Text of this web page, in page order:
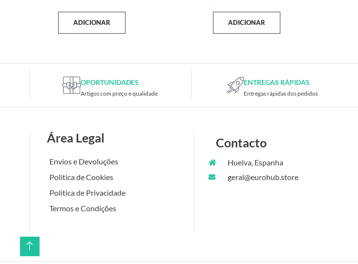
ADICIONAR ADICIONAR
OPORTUNIDADES
Artigos com preço e qualidade
ENTREGAS RÁPIDAS
Entregas rápidas dos pedidos
Área Legal
Envios e Devoluções
Politica de Cookies
Politica de Privacidade
Termos e Condições
Contacto
Huelva, Espanha
geral@eurohub.store